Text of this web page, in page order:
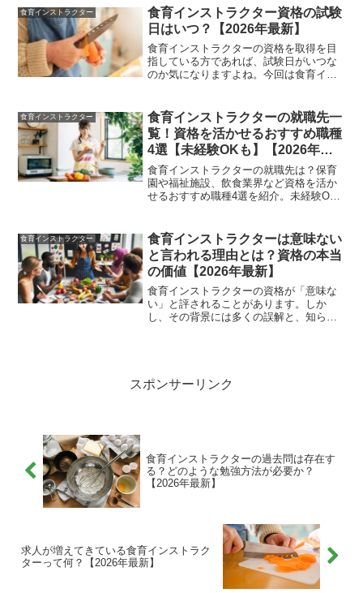
の食育インストラクターという資格は日
本食育インストラクター...
食育インストラクター
食育インストラクター資格の試験
日はいつ？【2026年最新】
食育インストラクターの資格を取得を目
指している方であれば、試験日がいつな
のか気になりますよね。今回は食育イン
験日はいつ？実は食育インストラクター
の試験日は特定の日程が設...
食育インストラクター
食育インストラクターの就職先一
覧！資格を活かせるおすすめ職種
4選【未経験OKも】【2026年最
新】
食育インストラクターの就職先は？保育
園や福祉施設、飲食業界など資格を活か
せるおすすめ職種4選を紹介。未経験OK
食育インストラクター
食育インストラクターは意味ない
と言われる理由とは？資格の本当
の価値【2026年最新】
食育インストラクターの資格が「意味な
い」と評されることがあります。しか
し、その背景には多くの誤解と、知られ
スポンサーリンク
食育インストラクターの過去問は存在す
る？どのような勉強方法が必要か？
【2026年最新】
求人が増えてきている食育インストラク
ターって何？【2026年最新】